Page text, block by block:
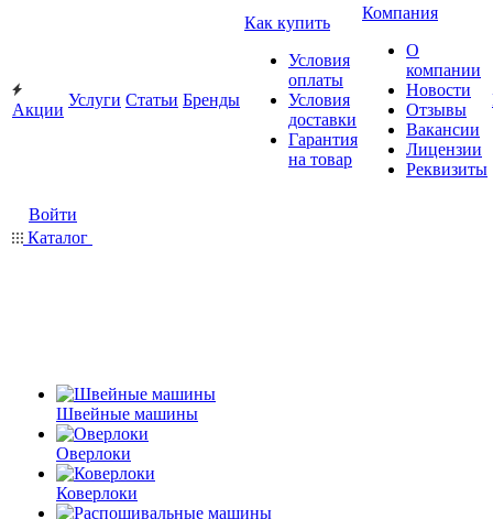
Акции
Услуги Статьи Бренды
Как купить
Условия
оплаты
Условия
доставки
Гарантия
на товар
Компания
О
компании
Новости
Отзывы
Вакансии
Лицензии
Реквизиты
Войти
Каталог
Швейные машины
Оверлоки
Коверлоки